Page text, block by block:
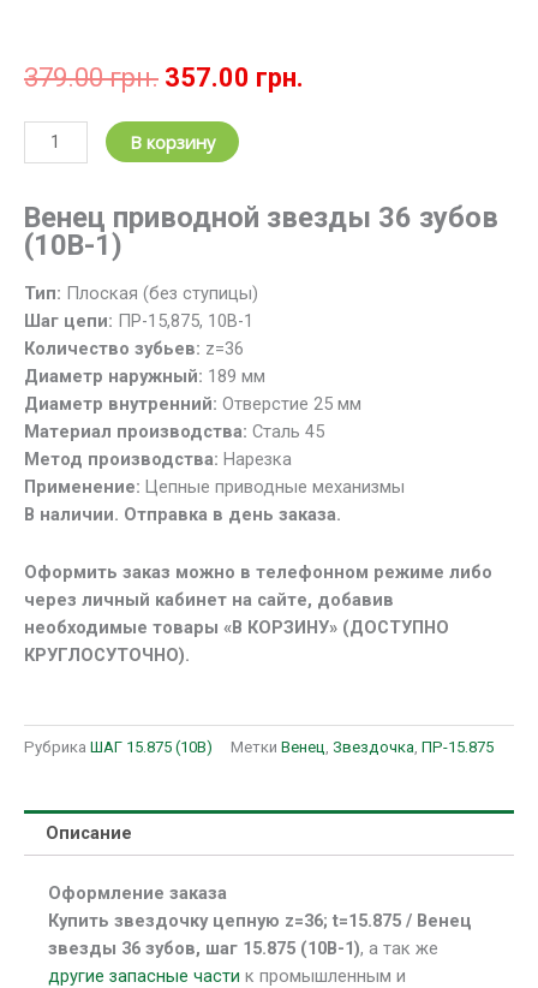
379.00грн. Первоначальная
составляла
379.00 грн..
357.00 грн.
Количество
товара
цепная
z=36;
/
Венец
звезды
36
зубов,
шаг
15.875
(10В-1)
В корзину
Венец приводной звезды 36 зубов
(10В-1)
Тип: Плоская (без ступицы)
Шаг цепи: ПР-15,875, 10B-1
Количество зубьев: z=36
Диаметр наружный: 189 мм
Диаметр внутренний: Отверстие 25 мм
Материал производства: Cталь 45
Метод производства: Нарезка
Применение: Цепные приводные механизмы
В наличии. Отправка в день заказа.
Оформить заказ можно в телефонном режиме либо
через личный кабинет на сайте, добавив
необходимые товары «В КОРЗИНУ» (ДОСТУПНО
КРУГЛОСУТОЧНО).
Рубрика ШАГ 15.875 (10В) Метки Венец, Звездочка, ПР-15.875
Описание
Оформление заказа
Купить звездочку цепную z=36; t=15.875 / Венец
звезды 36 зубов, шаг 15.875 (10В-1), а так же
другие запасные части к промышленным и